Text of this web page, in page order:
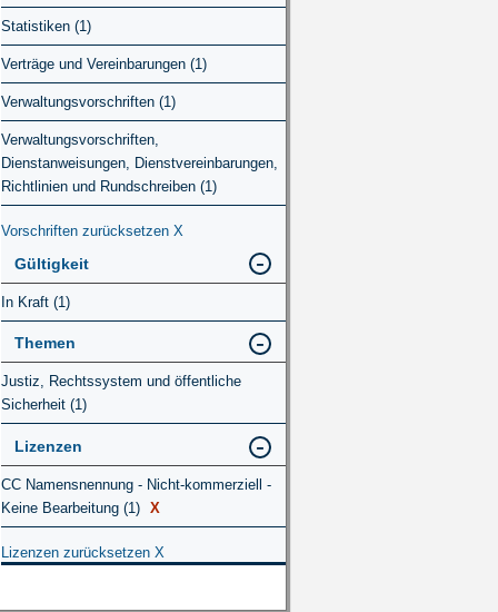
Statistiken (1)
Verträge und Vereinbarungen (1)
Verwaltungsvorschriften (1)
Verwaltungsvorschriften,
Dienstanweisungen, Dienstvereinbarungen,
Richtlinien und Rundschreiben (1)
Vorschriften zurücksetzen X
Gültigkeit
In Kraft (1)
Themen
Justiz, Rechtssystem und öffentliche
Sicherheit (1)
Lizenzen
CC Namensnennung - Nicht-kommerziell -
Keine Bearbeitung (1) X
Lizenzen zurücksetzen X